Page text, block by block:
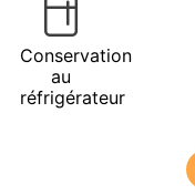
Conservation
au
réfrigérateur